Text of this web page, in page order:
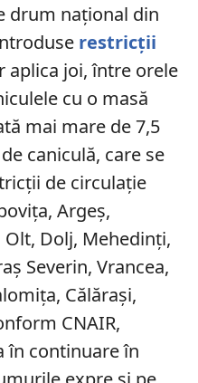
drum național din
restricții
aplica joi, între orele
cu o masă
mai mare de 7,5
caniculă, care se
de circulație
Argeş,
Dolj, Mehedinţi,
Severin, Vrancea,
Călăraşi,
CNAIR,
în continuare în